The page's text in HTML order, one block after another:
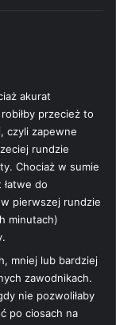
akurat
przecież to
czyli zapewne
rundzie
Chociaż w sumie
do
pierwszej rundzie
minutach)
mniej lub bardziej
zawodnikach.
nie pozwoliłaby
po ciosach na